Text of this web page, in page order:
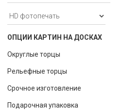
ОПЦИИ КАРТИН НА ДОСКАХ
Округлые торцы
Рельефные торцы
Срочное изготовление
Подарочная упаковка